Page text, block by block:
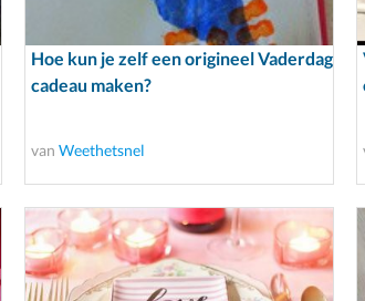
Hoe kun je zelf een origineel Vaderdag
cadeau maken?
van Weethetsnel